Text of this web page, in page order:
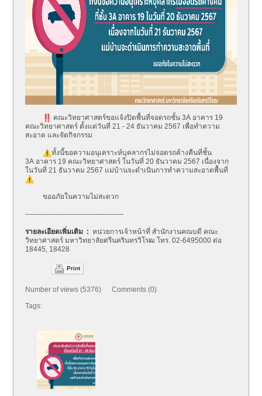
คณะวิทยาศาสตร์ขอแจ้งปิดพื้นที่จอดรถชั้น 3A อาคาร 19
คณะวิทยาศาสตร์ ตั้งแต่วันที่ 21 - 24 ธันวาคม 2567 เพื่อทำความ
สะอาด และจัดกิจกรรม
ทั้งนี้ขอความอนุเคราะห์บุคลากรไม่จอดรถค้างคืนที่ชั้น
3A อาคาร 19 คณะวิทยาศาสตร์ ในวันที่ 20 ธันวาคม 2567 เนื่องจาก
ในวันที่ 21 ธันวาคม 2567 แม่บ้านจะดำเนินการทำความสะอาดพื้นที่
ขออภัยในความไม่สะดวก
------------------------------------------
รายละเอียดเพิ่มเติม : หน่วยการเจ้าหน้าที่ สำนักงานคณบดี คณะ
วิทยาศาสตร์ มหาวิทยาลัยศรีนครินทรวิโรฒ โทร. 02-6495000 ต่อ
18445, 18428
Print
Number of views (5376) Comments (0)
Tags: